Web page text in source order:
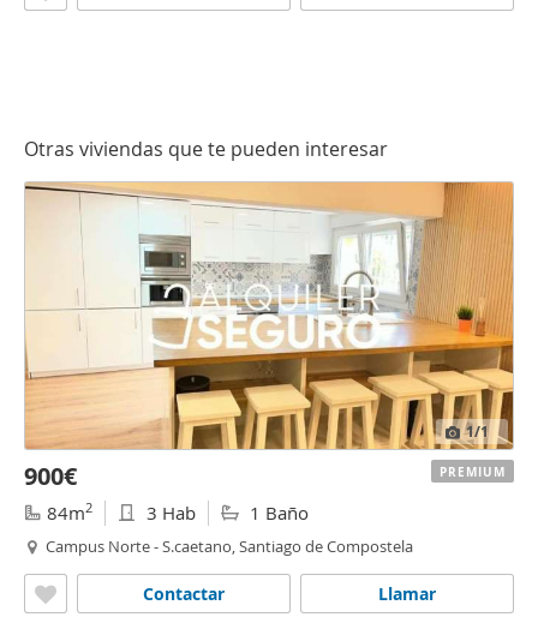
Otras viviendas que te pueden interesar
1/1
900€
84m2 3 Hab 1 Baño
Campus Norte - S.caetano, Santiago de Compostela
Llamar
Contactar
PREMIUM